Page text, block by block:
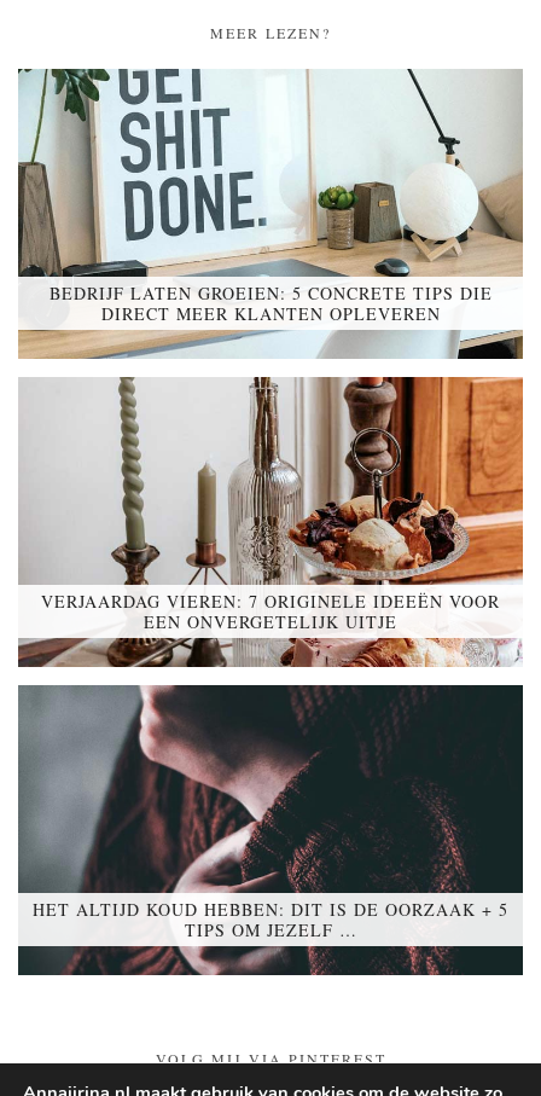
MEER LEZEN?
BEDRIJF LATEN GROEIEN: 5 CONCRETE TIPS DIE
DIRECT MEER KLANTEN OPLEVEREN
VERJAARDAG VIEREN: 7 ORIGINELE IDEEËN VOOR
EEN ONVERGETELIJK UITJE
HET ALTIJD KOUD HEBBEN: DIT IS DE OORZAAK + 5
TIPS OM JEZELF …
VOLG MIJ VIA PINTEREST